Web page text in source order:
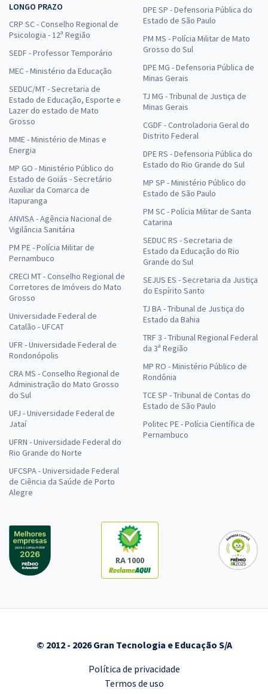
LONGO PRAZO
CRP SC - Conselho Regional de
Psicologia - 12ª Região
SEDF - Professor Temporário
MEC - Ministério da Educação
SEDUC/MT - Secretaria de
Estado de Educação, Esporte e
Lazer do estado de Mato
Grosso
MME - Ministério de Minas e
Energia
MP GO - Ministério Público do
Estado de Goiás - Secretário
Auxiliar da Comarca de
Itapuranga
ANVISA - Agência Nacional de
Vigilância Sanitária
PM PE - Polícia Militar de
Pernambuco
CRECI MT - Conselho Regional de
Corretores de Imóveis do Mato
Grosso
Universidade Federal de
Catalão - UFCAT
UFR - Universidade Federal de
Rondonópolis
CRA MS - Conselho Regional de
Administração do Mato Grosso
do Sul
UFJ - Universidade Federal de
Jataí
UFRN - Universidade Federal do
Rio Grande do Norte
UFCSPA - Universidade Federal
de Ciência da Saúde de Porto
Alegre
DPE SP - Defensoria Pública do
Estado de São Paulo
PM MS - Polícia Militar de Mato
Grosso do Sul
DPE MG - Defensoria Pública de
Minas Gerais
TJ MG - Tribunal de Justiça de
Minas Gerais
CGDF - Controladoria Geral do
Distrito Federal
DPE RS - Defensoria Pública do
Estado do Rio Grande do Sul
MP SP - Ministério Público do
Estado de São Paulo
PM SC - Polícia Militar de Santa
Catarina
SEDUC RS - Secretaria de
Estado da Educação do Rio
Grande do Sul
SEJUS ES - Secretaria da Justiça
do Espírito Santo
TJ BA - Tribunal de Justiça do
Estado da Bahia
TRF 3 - Tribunal Regional Federal
da 3ª Região
MP RO - Ministério Público de
Rondônia
TCE SP - Tribunal de Contas do
Estado de São Paulo
Politec PE - Polícia Científica de
Pernambuco
RA 1000
© 2012 - 2026 Gran Tecnologia e Educação S/A
Política de privacidade
Termos de uso